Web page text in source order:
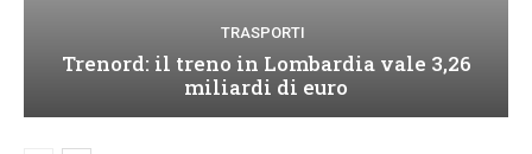
TRASPORTI
Trenord: il treno in Lombardia vale 3,26
miliardi di euro